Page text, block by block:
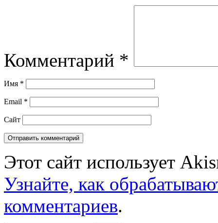
Комментарий *
Имя *
Email *
Сайт
Этот сайт использует
Узнайте, как
комментариев.